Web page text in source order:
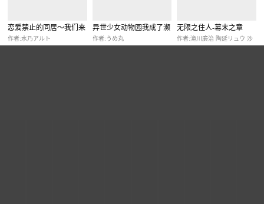
恋爱禁止的同居～我们来
锻炼吧？
作者:水乃アルト
异世少女动物园我成了濒
危物种的饲养员
作者:うめ丸
无限之住人-幕末之章
作者:滝川廉治 陶延リュウ 沙
村広明